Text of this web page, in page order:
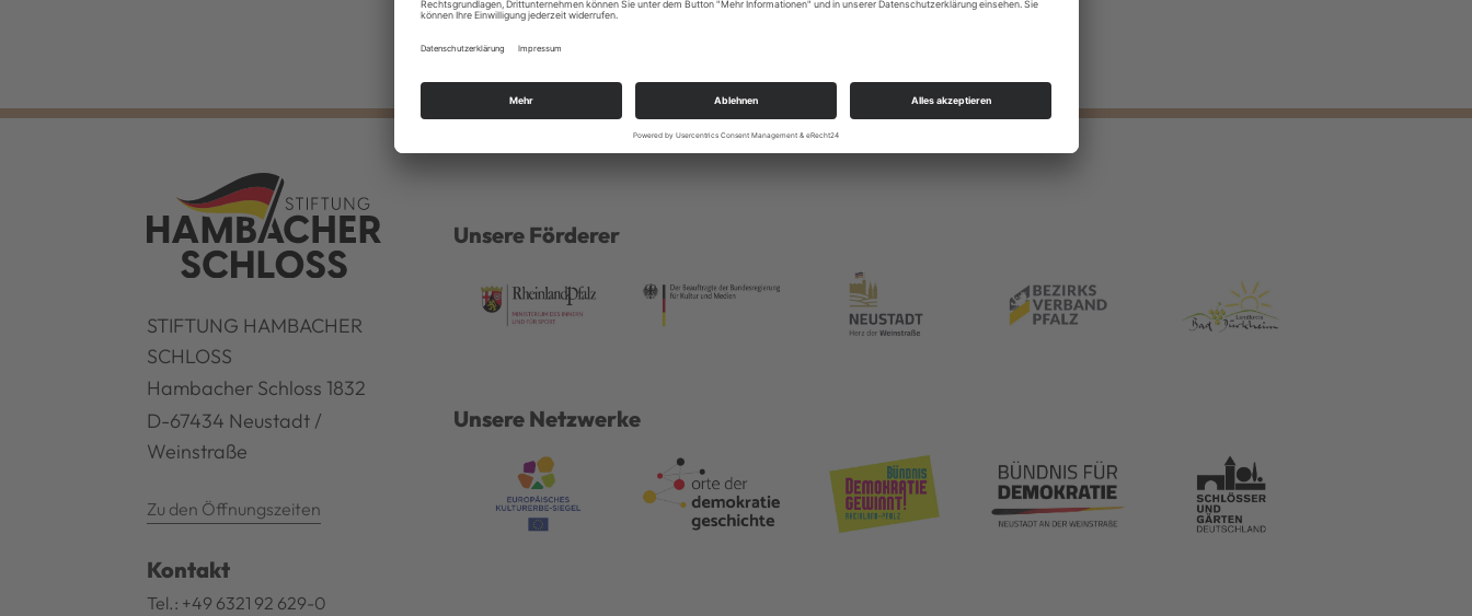
STIFTUNG HAMBACHER
SCHLOSS
Hambacher Schloss 1832
D-67434 Neustadt /
Weinstraße
Zu den Öffnungszeiten
Kontakt
Tel.: +49 6321 92 629-0
Unsere Förderer
Unsere Netzwerke